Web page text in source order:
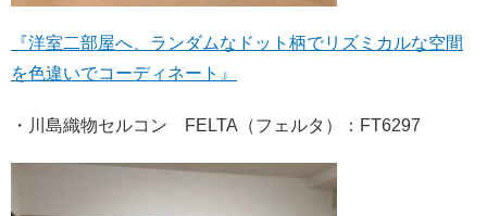
『洋室二部屋へ、ランダムなドット柄でリズミカルな空間
を色違いでコーディネート』
・川島織物セルコン FELTA（フェルタ）：FT6297